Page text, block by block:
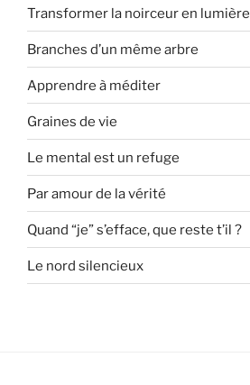
Transformer la noirceur en lumière
Branches d’un même arbre
Apprendre à méditer
Graines de vie
Le mental est un refuge
Par amour de la vérité
Quand “je” s’efface, que reste t’il ?
Le nord silencieux